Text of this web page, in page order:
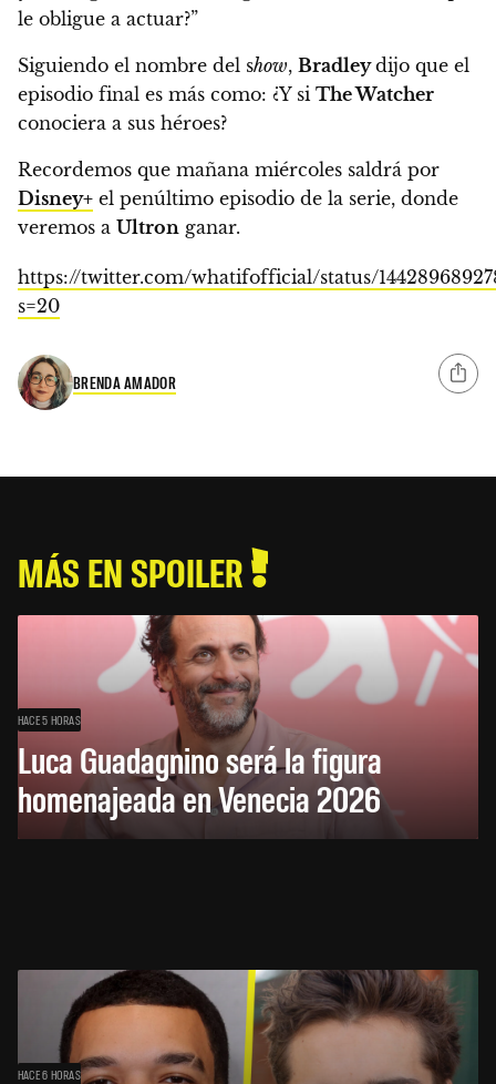
le obligue a actuar?”
Siguiendo el nombre del show, Bradleydijo que el
episodio final es más como: ¿Y si The Watcher
conociera a sus héroes?
Recordemos que mañana miércoles saldrá por
Disney+ el penúltimo episodio de la serie, donde
veremos a Ultron ganar.
https://twitter.com/whatifofficial/status/
s=20
BRENDA AMADOR
MÁS EN SPOILER
HACE 5 HORAS
Luca Guadagnino será la figura
homenajeada en Venecia 2026
HACE 6 HORAS